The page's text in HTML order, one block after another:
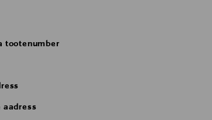
tootenumber
aadress